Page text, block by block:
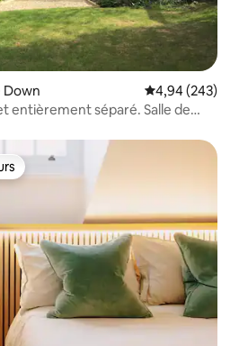
Down Évaluation
4,94 (243)
entièrement séparé. Salle de